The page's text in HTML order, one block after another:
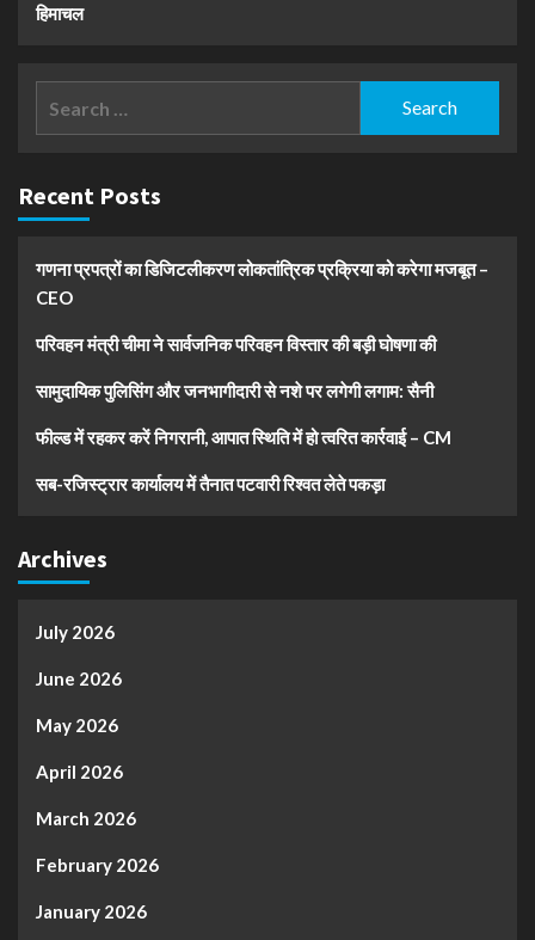
हिमाचल
Recent Posts
गणना प्रपत्रों का डिजिटलीकरण लोकतांत्रिक प्रक्रिया को करेगा मजबूत –
CEO
परिवहन मंत्री चीमा ने सार्वजनिक परिवहन विस्तार की बड़ी घोषणा की
सामुदायिक पुलिसिंग और जनभागीदारी से नशे पर लगेगी लगाम: सैनी
फील्ड में रहकर करें निगरानी, आपात स्थिति में हो त्वरित कार्रवाई – CM
सब-रजिस्ट्रार कार्यालय में तैनात पटवारी रिश्वत लेते पकड़ा
Archives
July 2026
June 2026
May 2026
April 2026
March 2026
February 2026
January 2026